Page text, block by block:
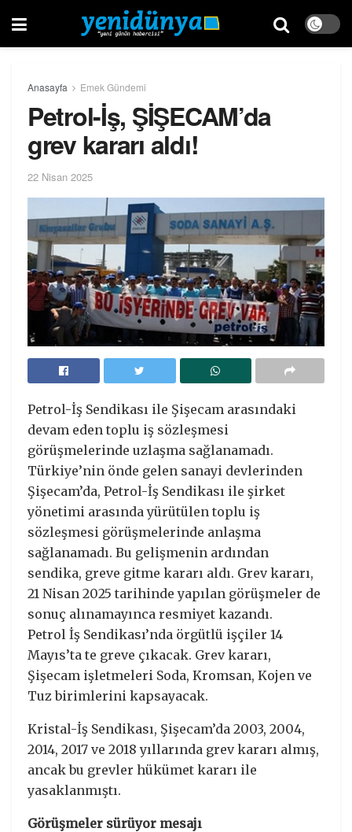
Anasayfa Emek Gündemi
Petrol-İş, ŞİŞECAM’da
grev kararı aldı!
22 Nisan 2025
Petrol-İş Sendikası ile Şişecam arasındaki
devam eden toplu iş sözleşmesi
görüşmelerinde uzlaşma sağlanamadı.
Türkiye’nin önde gelen sanayi devlerinden
Şişecam’da, Petrol-İş Sendikası ile şirket
yönetimi arasında yürütülen toplu iş
sözleşmesi görüşmelerinde anlaşma
sağlanamadı. Bu gelişmenin ardından
sendika, greve gitme kararı aldı. Grev kararı,
21 Nisan 2025 tarihinde yapılan görüşmeler de
sonuç alınamayınca resmiyet kazandı.
Petrol İş Sendikası’nda örgütlü işçiler 14
Mayıs’ta te greve çıkacak. Grev kararı,
Şişecam işletmeleri Soda, Kromsan, Kojen ve
Tuz birimlerini kapsayacak.
Kristal-İş Sendikası, Şişecam’da 2003, 2004,
2014, 2017 ve 2018 yıllarında grev kararı almış,
ancak bu grevler hükümet kararı ile
yasaklanmıştı.
Görüşmeler sürüyor mesajı